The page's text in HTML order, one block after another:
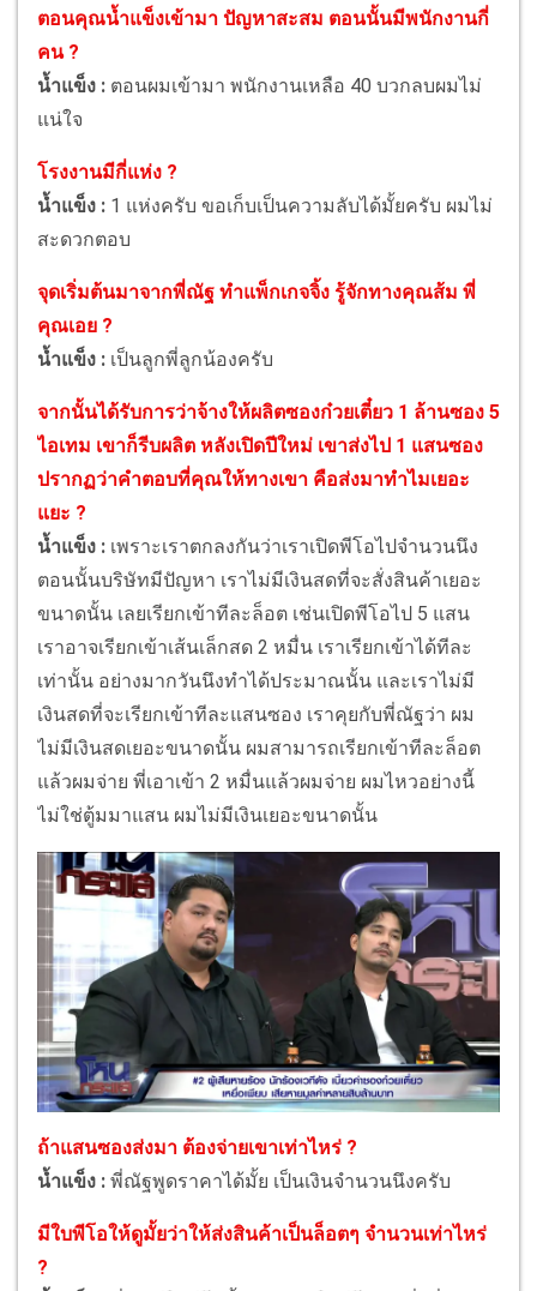
ตอนคุณน้ำแข็งเข้ามา ปัญหาสะสม ตอนนั้นมีพนักงานกี่
คน ?
น้ำแข็ง : ตอนผมเข้ามา พนักงานเหลือ 40 บวกลบผมไม่
แน่ใจ
โรงงานมีกี่แห่ง ?
น้ำแข็ง : 1 แห่งครับ ขอเก็บเป็นความลับได้มั้ยครับ ผมไม่
สะดวกตอบ
จุดเริ่มต้นมาจากพี่ณัฐ ทำแพ็กเกจจิ้ง รู้จักทางคุณส้ม พี่
คุณเอย ?
น้ำแข็ง : เป็นลูกพี่ลูกน้องครับ
จากนั้นได้รับการว่าจ้างให้ผลิตซองก๋วยเตี๋ยว 1 ล้านซอง 5
ไอเทม เขาก็รีบผลิต หลังเปิดปีใหม่ เขาส่งไป 1 แสนซอง
ปรากฏว่าคำตอบที่คุณให้ทางเขา คือส่งมาทำไมเยอะ
แยะ ?
น้ำแข็ง : เพราะเราตกลงกันว่าเราเปิดพีโอไปจำนวนนึง
ตอนนั้นบริษัทมีปัญหา เราไม่มีเงินสดที่จะสั่งสินค้าเยอะ
ขนาดนั้น เลยเรียกเข้าทีละล็อต เช่นเปิดพีโอไป 5 แสน
เราอาจเรียกเข้าเส้นเล็กสด 2 หมื่น เราเรียกเข้าได้ทีละ
เท่านั้น อย่างมากวันนึงทำได้ประมาณนั้น และเราไม่มี
เงินสดที่จะเรียกเข้าทีละแสนซอง เราคุยกับพี่ณัฐว่า ผม
ไม่มีเงินสดเยอะขนาดนั้น ผมสามารถเรียกเข้าทีละล็อต
แล้วผมจ่าย พี่เอาเข้า 2 หมื่นแล้วผมจ่าย ผมไหวอย่างนี้
ไม่ใช่ตู้มมาแสน ผมไม่มีเงินเยอะขนาดนั้น
ถ้าแสนซองส่งมา ต้องจ่ายเขาเท่าไหร่ ?
น้ำแข็ง : พี่ณัฐพูดราคาได้มั้ย เป็นเงินจำนวนนึงครับ
มีใบพีโอให้ดูมั้ยว่าให้ส่งสินค้าเป็นล็อตๆ จำนวนเท่าไหร่
?